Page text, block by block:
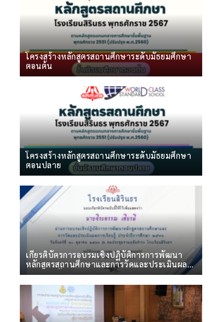
โครงสร้างหลักสูตรสถานศึกษาระดับมัธยมศึกษา
ตอนต้น
โครงสร้างหลักสูตรสถานศึกษาระดับมัธยมศึกษา
ตอนปลาย
เกียรติบัตรการอบรมเชิงปฏิบัติการการพัฒนา
หลักสูตรสถานศึกษาและการวัดและประเมินผล
การเรียนรู้ ประจำปีการศึกษา 2566